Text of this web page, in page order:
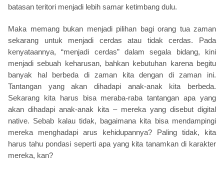
batasan teritori menjadi lebih samar ketimbang dulu.
Maka memang bukan menjadi pilihan bagi orang tua zaman
sekarang untuk menjadi cerdas atau tidak cerdas. Pada
kenyataannya, “menjadi cerdas” dalam segala bidang, kini
menjadi sebuah keharusan, bahkan kebutuhan karena begitu
banyak hal berbeda di zaman kita dengan di zaman ini.
Tantangan yang akan dihadapi anak-anak kita berbeda.
Sekarang kita harus bisa meraba-raba tantangan apa yang
akan dihadapi anak-anak kita – mereka yang disebut digital
native. Sebab kalau tidak, bagaimana kita bisa mendampingi
mereka menghadapi arus kehidupannya? Paling tidak, kita
harus tahu pondasi seperti apa yang kita tanamkan di karakter
mereka, kan?